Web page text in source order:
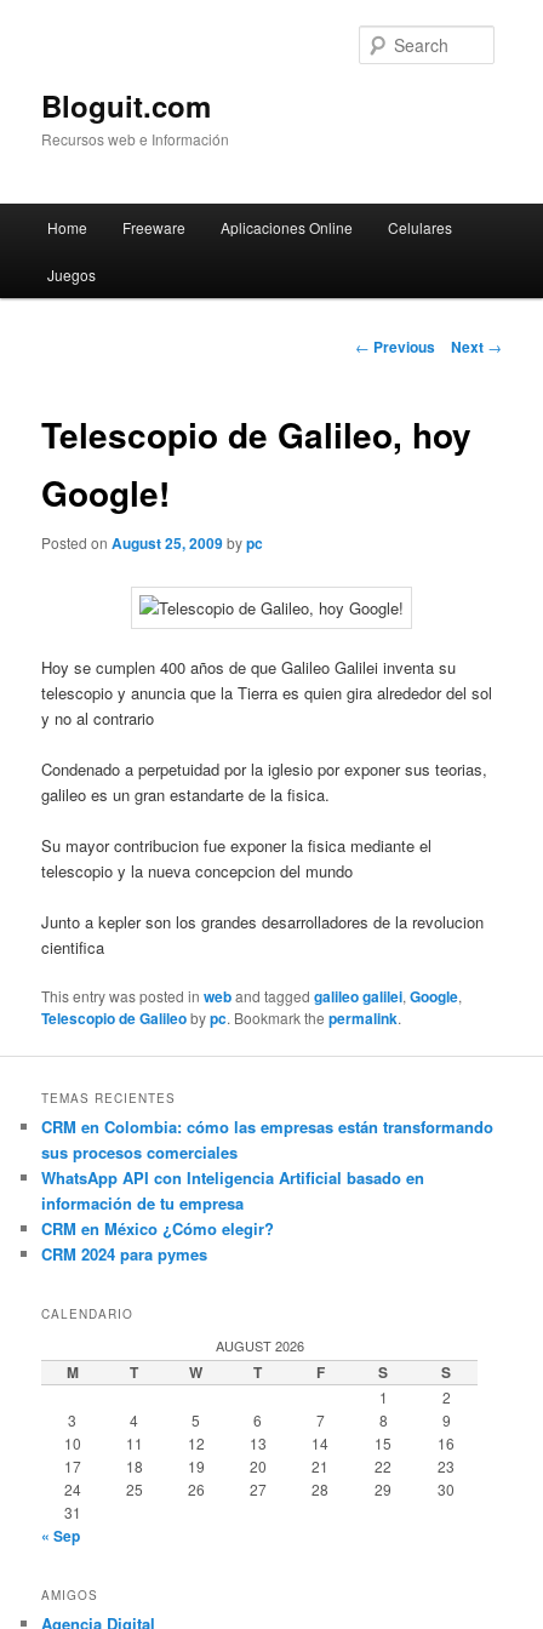
Bloguit.com
Recursos web e Información
Skip
to
Home Freeware Aplicaciones Online Celulares
Juegos
Post
← Previous Next →
Telescopio de Galileo, hoy
Google!
Posted onAugust 25, 2009bypc
Hoy se cumplen 400 años de que Galileo Galilei inventa su
telescopio y anuncia que la Tierra es quien gira alrededor del sol
y no al contrario
Condenado a perpetuidad por la iglesio por exponer sus teorias,
galileo es un gran estandarte de la fisica.
Su mayor contribucion fue exponer la fisica mediante el
telescopio y la nueva concepcion del mundo
Junto a kepler son los grandes desarrolladores de la revolucion
cientifica
This entry was posted inweband taggedgalileo galilei,Google,
Telescopio de Galileobypc. Bookmark thepermalink.
TEMAS RECIENTES
CRM en Colombia: cómo las empresas están transformando
sus procesos comerciales
WhatsApp API con Inteligencia Artificial basado en
información de tu empresa
CRM en México ¿Cómo elegir?
CRM 2024 para pymes
CALENDARIO
AUGUST 2026
M T W T F S S
1
2
3
4 5 6 7 8
9
10
11 12 13 14 15
16
17
18 19 20 21 22
23
24
25 26 27 28 29
30
31
« Sep
AMIGOS
Agencia Digital